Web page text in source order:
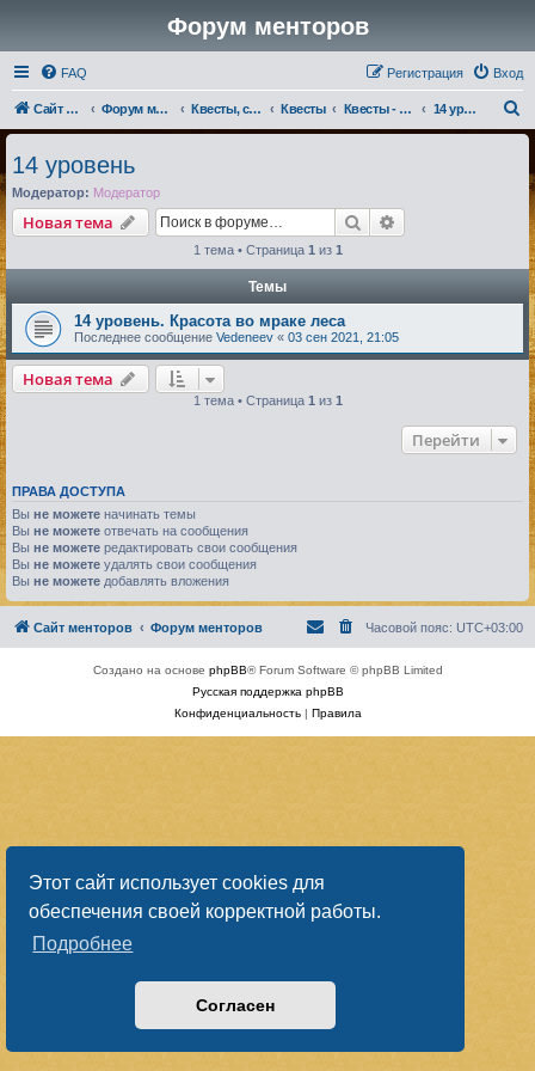
Этот сайт использует cookies для
обеспечения своей корректной работы.
Подробнее
Согласен
Форум менторов
FAQ Вход
Регистрация
Сайт менторов Форум менторов Квесты, события, репутации Квесты Квесты - Магмары 14 уровень
о
14 уровень
Модератор: Модератор
Новая тема Поиск Расширенный
1 тема • Страница 1 из 1
Темы
14 уровень. Красота во мраке леса
Последнее сообщение Vedeneev « 03 сен 2021, 21:05
Новая тема
1 тема • Страница 1 из 1
Перейти
ПРАВА ДОСТУПА
Вы не можете начинать темы
Вы не можете отвечать на сообщения
Вы не можете редактировать свои сообщения
Вы не можете удалять свои сообщения
Вы не можете добавлять вложения
Сайт менторов Форум менторов Часовой пояс: UTC+03:00
Создано на основе phpBB® Forum Software © phpBB Limited
Русская поддержка phpBB
Конфиденциальность| Правила